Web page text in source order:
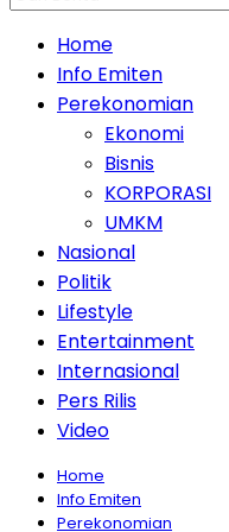
Home
Info Emiten
Perekonomian
Ekonomi
Bisnis
KORPORASI
UMKM
Nasional
Politik
Lifestyle
Entertainment
Internasional
Pers Rilis
Video
Home
Info Emiten
Perekonomian